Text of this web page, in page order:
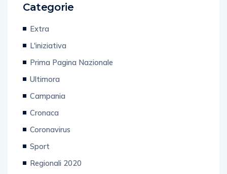
Categorie
Extra
L'iniziativa
Prima Pagina Nazionale
Ultimora
Campania
Cronaca
Coronavirus
Sport
Regionali 2020